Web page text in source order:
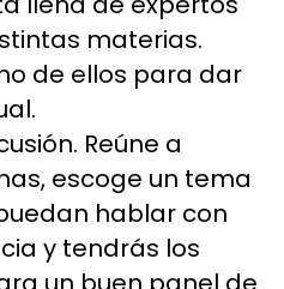
materias.
de ellos para dar
Reúne a
escoge un tema
hablar con
y tendrás los